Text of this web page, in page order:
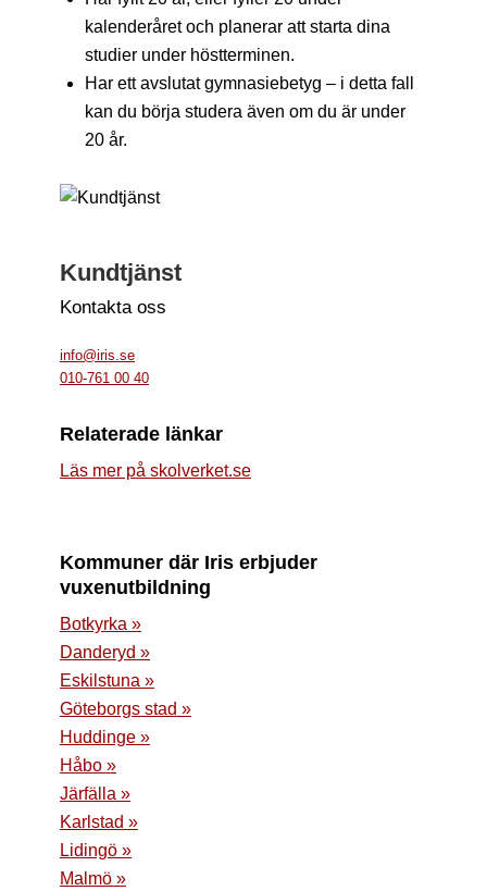
kalenderåret och planerar att starta dina
studier under höstterminen.
Har ett avslutat gymnasiebetyg – i detta fall
kan du börja studera även om du är under
20 år.
Kundtjänst
Kontakta oss
info@iris.se
010-761 00 40
Relaterade länkar
Läs mer på skolverket.se
Kommuner där Iris erbjuder
vuxenutbildning
Botkyrka »
Danderyd »
Eskilstuna »
Göteborgs stad »
Huddinge »
Håbo »
Järfälla »
Karlstad »
Lidingö »
Malmö »